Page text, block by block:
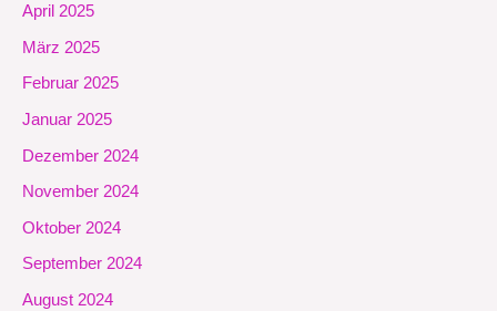
April 2025
März 2025
Februar 2025
Januar 2025
Dezember 2024
November 2024
Oktober 2024
September 2024
August 2024